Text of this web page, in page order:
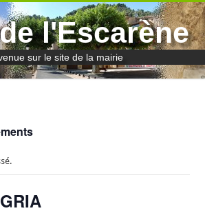
l'Escarène
sur le site de la mairie